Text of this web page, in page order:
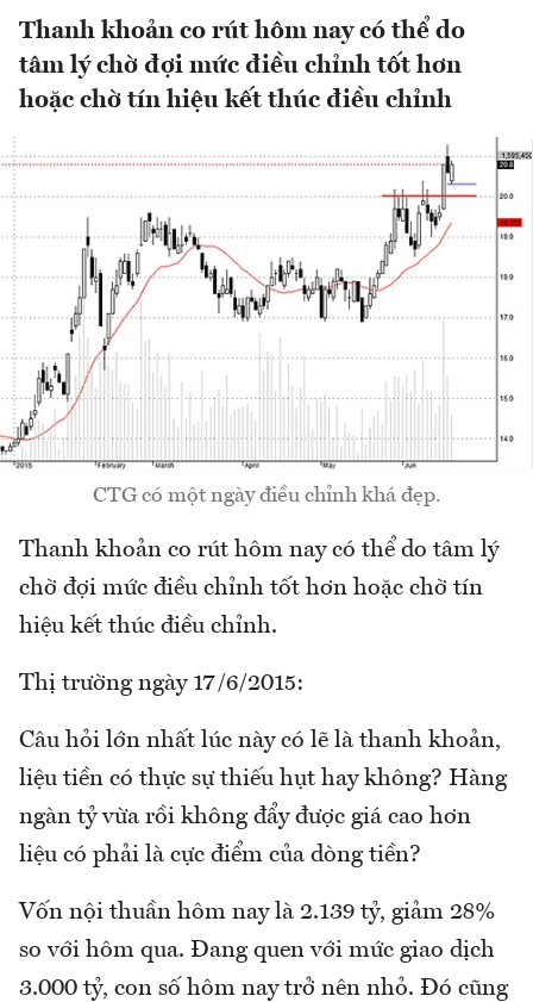
Thanh khoản co rút hôm nay có thể do
tâm lý chờ đợi mức điều chỉnh tốt hơn
hoặc chờ tín hiệu kết thúc điều chỉnh
CTG có một ngày điều chỉnh khá đẹp.
Thanh khoản co rút hôm nay có thể do tâm lý
chờ đợi mức điều chỉnh tốt hơn hoặc chờ tín
hiệu kết thúc điều chỉnh.
Thị trường ngày 17/6/2015:
Câu hỏi lớn nhất lúc này có lẽ là thanh khoản,
liệu tiền có thực sự thiếu hụt hay không? Hàng
ngàn tỷ vừa rồi không đẩy được giá cao hơn
liệu có phải là cực điểm của dòng tiền?
Vốn nội thuần hôm nay là 2.139 tỷ, giảm 28%
so với hôm qua. Đang quen với mức giao dịch
3.000 tỷ, con số hôm nay trở nên nhỏ. Đó cũng